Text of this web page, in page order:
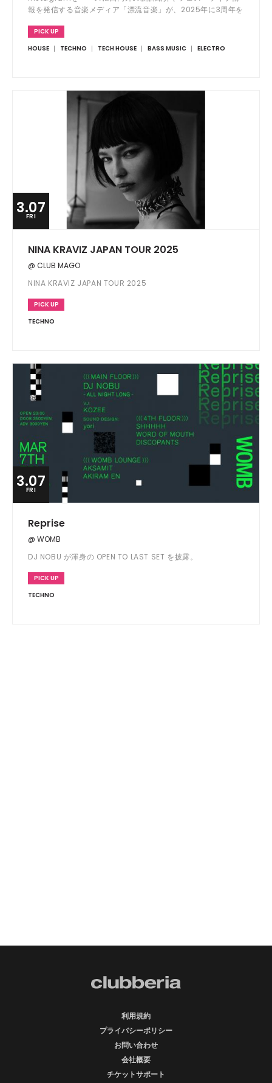
報を発信する音楽メディア「漂流音楽」が、2025年に3周年を
トを開催。 本イベントは、これまで親交のあったクルーや、
シーンを牽引するパーティを広める場としても位置づけられて
PICK UP
HOUSE
TECHNO TECH HOUSE BASS MUSIC ELECTRO
3.07
FRI
NINA KRAVIZ JAPAN TOUR 2025
@ CLUB MAGO
NINA KRAVIZ JAPAN TOUR 2025
PICK UP
TECHNO
3.07
FRI
Reprise
@ WOMB
DJ NOBU が渾身の OPEN TO LAST SET を披露。
PICK UP
TECHNO
利用規約
プライバシーポリシー
お問い合わせ
会社概要
チケットサポート